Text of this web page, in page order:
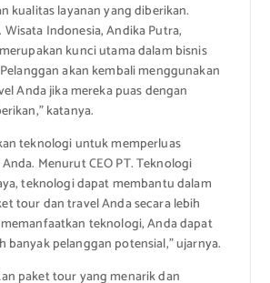
kualitas layanan yang diberikan.
Wisata Indonesia, Andika Putra,
kunci utama dalam bisnis
akan kembali menggunakan
Anda jika mereka puas dengan
katanya.
teknologi untuk memperluas
Menurut CEO PT. Teknologi
teknologi dapat membantu dalam
tour dan travel Anda secara lebih
teknologi, Anda dapat
banyak pelanggan potensial,” ujarnya.
paket tour yang menarik dan